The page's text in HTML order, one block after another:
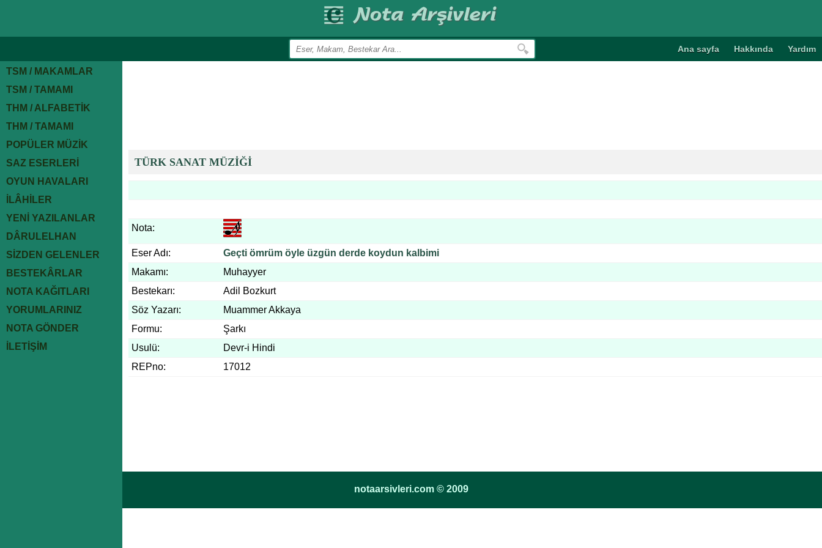
Ana sayfa Hakkında Yardım
TSM / MAKAMLAR
TSM / TAMAMI
THM / ALFABETİK
THM / TAMAMI
POPÜLER MÜZİK
SAZ ESERLERİ
OYUN HAVALARI
İLÂHİLER
YENİ YAZILANLAR
DÂRULELHAN
SİZDEN GELENLER
BESTEKÂRLAR
NOTA KAĞITLARI
YORUMLARINIZ
NOTA GÖNDER
İLETİŞİM
TÜRK SANAT MÜZİĞİ
Nota:
Eser Adı:
Geçti ömrüm öyle üzgün derde koydun kalbimi
Makamı:
Muhayyer
Bestekarı:
Adil Bozkurt
Söz Yazarı:
Muammer Akkaya
Formu:
Şarkı
Usulü:
Devr-i Hindi
REPno:
17012
notaarsivleri.com © 2009